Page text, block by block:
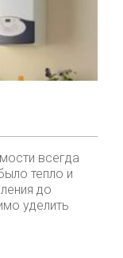
всегда
тепло и
до
уделить